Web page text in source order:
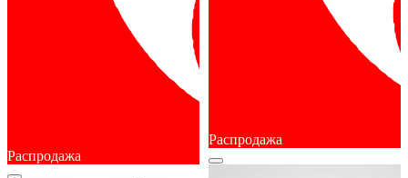
Распродажа
Распродажа